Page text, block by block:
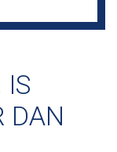
IS
DAN